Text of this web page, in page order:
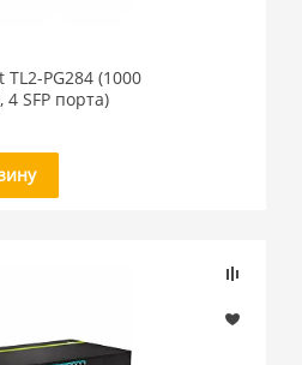
PG284 (1000
4 SFP порта)